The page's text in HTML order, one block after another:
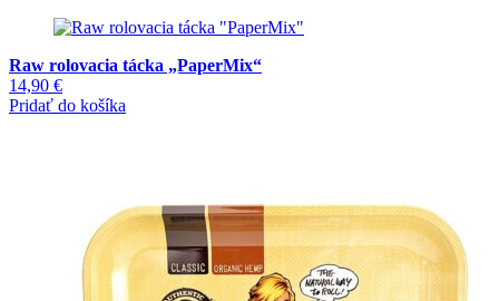
Raw rolovacia tácka „PaperMix“
14,90 €
Pridať do košíka